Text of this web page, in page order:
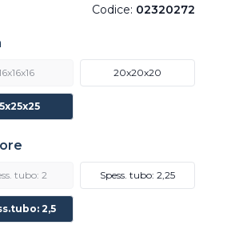
Codice: 02320272
20x20x20
tubo: 2 Spess. tubo: 2,25
2,5